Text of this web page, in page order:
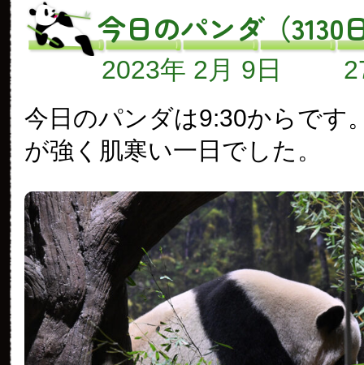
今日のパンダ（3130
2023年 2月 9日
今日のパンダは9:30からです
が強く肌寒い一日でした。